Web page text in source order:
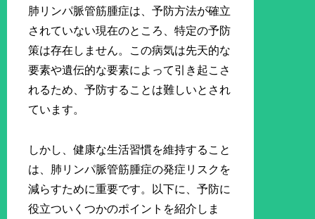
肺リンパ脈管筋腫症は、予防方法が確立
されていない現在のところ、特定の予防
策は存在しません。この病気は先天的な
要素や遺伝的な要素によって引き起こさ
れるため、予防することは難しいとされ
ています。
しかし、健康な生活習慣を維持すること
は、肺リンパ脈管筋腫症の発症リスクを
減らすために重要です。以下に、予防に
役立ついくつかのポイントを紹介しま